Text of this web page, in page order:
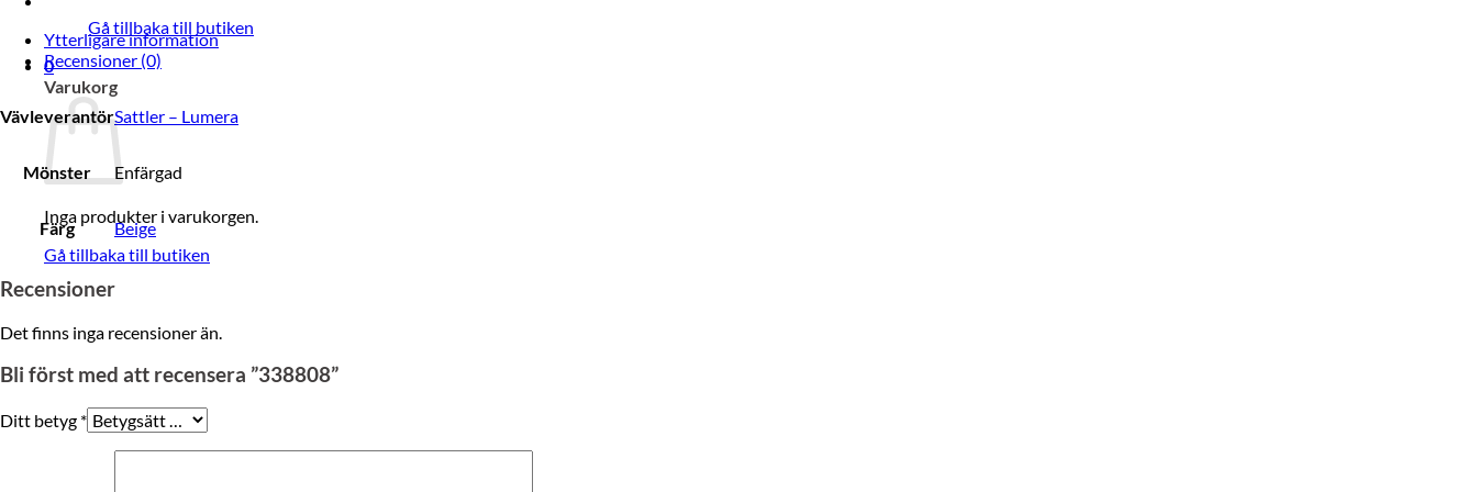
Gå tillbaka till butiken
0
Varukorg
Inga produkter i varukorgen.
Gå tillbaka till butiken
Ytterligare information
Recensioner (0)
VävleverantörSattler – Lumera
Mönster Enfärgad
Färg Beige
Recensioner
Det finns inga recensioner än.
Bli först med att recensera ”338808”
Ditt betyg *